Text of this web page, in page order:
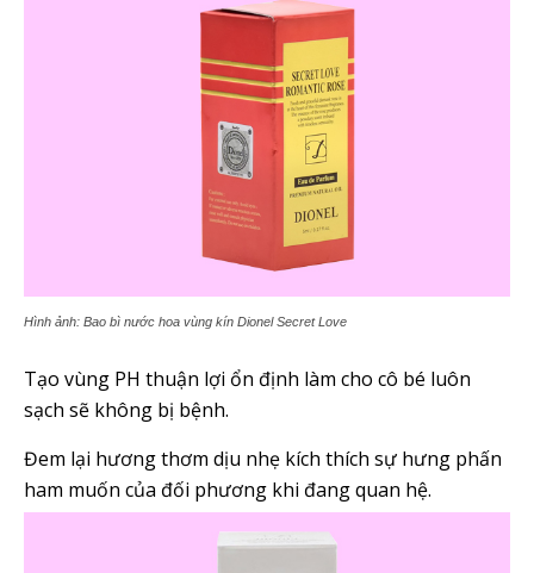
Hình ảnh: Bao bì nước hoa vùng kín Dionel Secret Love
Tạo vùng PH thuận lợi ổn định làm cho cô bé luôn
sạch sẽ không bị bệnh.
Đem lại hương thơm dịu nhẹ kích thích sự hưng phấn
ham muốn của đối phương khi đang quan hệ.